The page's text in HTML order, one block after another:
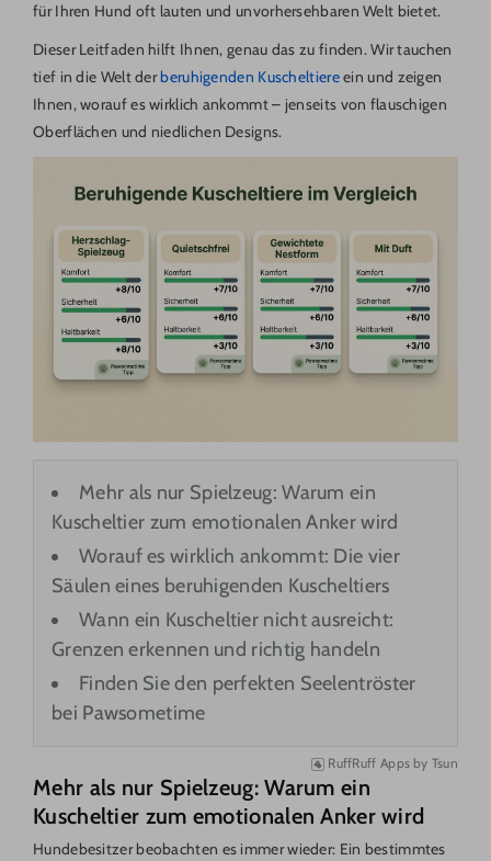
für Ihren Hund oft lauten und unvorhersehbaren Welt bietet.
Dieser Leitfaden hilft Ihnen, genau das zu finden. Wir tauchen
tief in die Welt derberuhigenden Kuscheltiereein und zeigen
Ihnen, worauf es wirklich ankommt – jenseits von flauschigen
Oberflächen und niedlichen Designs.
Mehr als nur Spielzeug: Warum ein
Kuscheltier zum emotionalen Anker wird
Worauf es wirklich ankommt: Die vier
Säulen eines beruhigenden Kuscheltiers
Wann ein Kuscheltier nicht ausreicht:
Grenzen erkennen und richtig handeln
Finden Sie den perfekten Seelentröster
bei Pawsometime
RuffRuff Apps by Tsun
Mehr als nur Spielzeug: Warum ein
Kuscheltier zum emotionalen Anker wird
Hundebesitzer beobachten es immer wieder: Ein bestimmtes